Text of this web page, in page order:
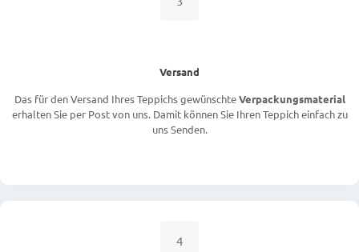
Versand
Das für den Versand Ihres Teppichs gewünschteVerpackungsmaterial
erhalten Sie per Post von uns. Damit können Sie Ihren Teppich einfach zu
uns Senden.
4